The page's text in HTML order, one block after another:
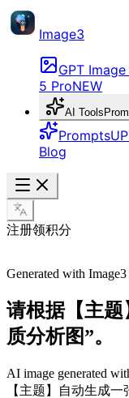
Image3
GPT Image
5 ProNEW
AI Tools
Prompts
Blog
注册领积分
Generated with Image3
请根据【主
质分析图”。
AI image generated
【主题】自动生成一